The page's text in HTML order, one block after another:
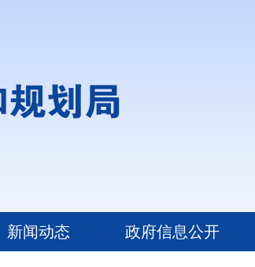
新闻动态 政府信息公开